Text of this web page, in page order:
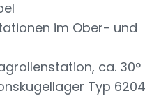
im Ober- und
ca. 30°
Typ 6204